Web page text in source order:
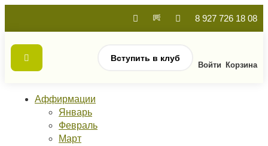
8 927 726 18 08
Вступить в клуб
Войти Корзина
Аффирмации
Январь
Февраль
Март